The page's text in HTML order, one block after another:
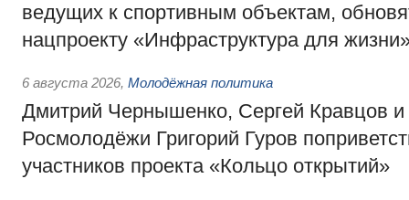
ведущих к спортивным объектам,
нацпроекту «Инфраструктура для
6 августа 2026, Молодёжная политика
Дмитрий Чернышенко, Сергей Кравцов и
Росмолодёжи Григорий Гуров
участников проекта «Кольцо открытий»